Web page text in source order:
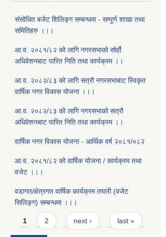
संसोधित बजेट शिलिङ्ग सम्बन्धमा - सम्पूर्ण शाखा तथा
समितिहरु ।।।
आ.व. २०८१/८२ को लागि नगरसभाको सोर्हौ
अधिवेशनबाट पारित निति तथा कार्यक्रम ।।
आ.व. २०८२/८३ को लागि सत्रौ नगरसभाबाट स्विकृत
वार्षिक नगर विकास योजना ।।।
आ.व. २०८२/८३ को लागि नगरसभाको सत्रौ
अधिवेशनबाट पारित निति तथा कार्यक्रम ।।
वार्षिक नगर विकास योजना - आर्थिक वर्ष २०८१/०८२
आ.व. २०८१/८२ को वार्षिक योजना / कार्यक्रम तथा
वजेट ।।।
वडागत/क्षेत्रगत वार्षिक कार्यक्रम तयारी (वजेट
सिलिङ्ग) सम्बन्धमा ।।।
Pages
1 2 next › last »